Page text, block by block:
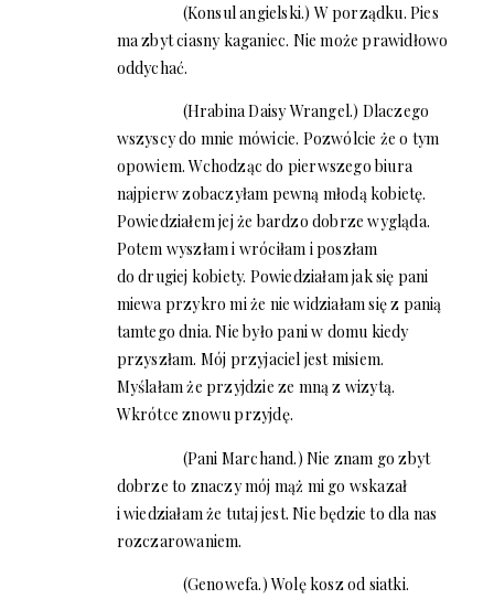
(Konsul angielski.) W porządku. Pies
ma zbyt ciasny kaganiec. Nie może prawidłowo
oddychać.
(Hrabina Daisy Wrangel.) Dlaczego
wszyscy do mnie mówicie. Pozwólcie że o tym
opowiem. Wchodząc do pierwszego biura
najpierw zobaczyłam pewną młodą kobietę.
Powiedziałem jej że bardzo dobrze wygląda.
Potem wyszłam i wróciłam i poszłam
do drugiej kobiety. Powiedziałam jak się pani
miewa przykro mi że nie widziałam się z panią
tamtego dnia. Nie było pani w domu kiedy
przyszłam. Mój przyjaciel jest misiem.
Myślałam że przyjdzie ze mną z wizytą.
Wkrótce znowu przyjdę.
(Pani Marchand.) Nie znam go zbyt
dobrze to znaczy mój mąż mi go wskazał
i wiedziałam że tutaj jest. Nie będzie to dla nas
rozczarowaniem.
(Genowefa.) Wolę kosz od siatki.